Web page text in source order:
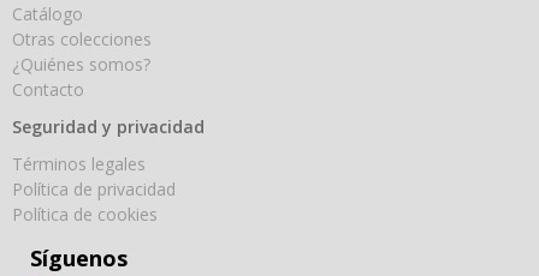
Catálogo
Otras colecciones
¿Quiénes somos?
Contacto
Seguridad y privacidad
Términos legales
Política de privacidad
Política de cookies
Síguenos